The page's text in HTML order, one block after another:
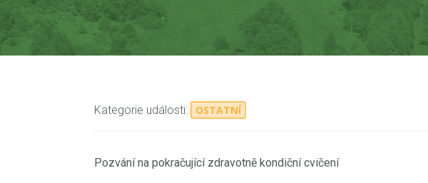
Kategorie události: OSTATNÍ
Pozvání na pokračující zdravotně kondiční cvičení